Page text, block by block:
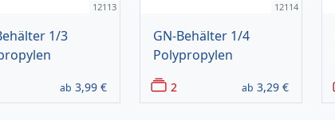
12113
1/3
ab 3,99 €
12114
GN-Behälter 1/4
Polypropylen
2 ab 3,29 €